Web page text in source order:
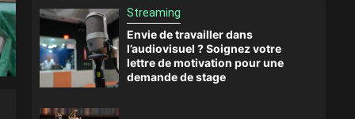
Streaming
Envie de travailler dans
l’audiovisuel ? Soignez votre
lettre de motivation pour une
demande de stage